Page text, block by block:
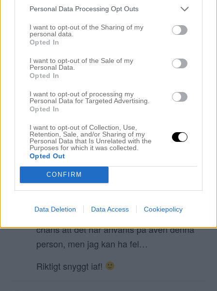
Personal Data Processing Opt Outs
I want to opt-out of the Sharing of my
personal data.
Opted In
I want to opt-out of the Sale of my
Personal Data.
Opted In
I want to opt-out of processing my
Personal Data for Targeted Advertising.
Opted In
I want to opt-out of Collection, Use,
Retention, Sale, and/or Sharing of my
Personal Data that Is Unrelated with the
Purposes for which it was collected.
Opted Out
CONFIRM
Data Deletion Data Access Cookiepolicy
var jag hos frisören och ville färga precis
den färg som tjejen i inlägget! Men när
jag väl kom till frisören sa hon att jag
färgen pga av att jag har ”varmt hår”.
Stämmer det verkligen då jag sett att du
färgat tjejer från precis min naturliga färg
till lite mer kallare blond.
Skulle vara jätte tacksam om du kunde
ta lite av din tid och svara mig. Ännu en
gång, grym blogg!
Louise 13 januari, 2015 kl. 14:06
jobbar en del med löshår. Är nog rätt stor
chans att det har använts på även denna
person, men jag kan ha fel…
Riktigt snyggt iaf!